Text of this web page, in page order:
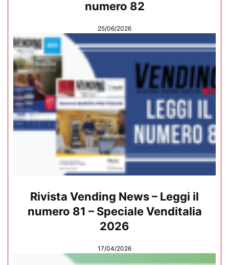
numero 82
25/06/2026
Rivista Vending News – Leggi il
numero 81 – Speciale Venditalia
2026
17/04/2026